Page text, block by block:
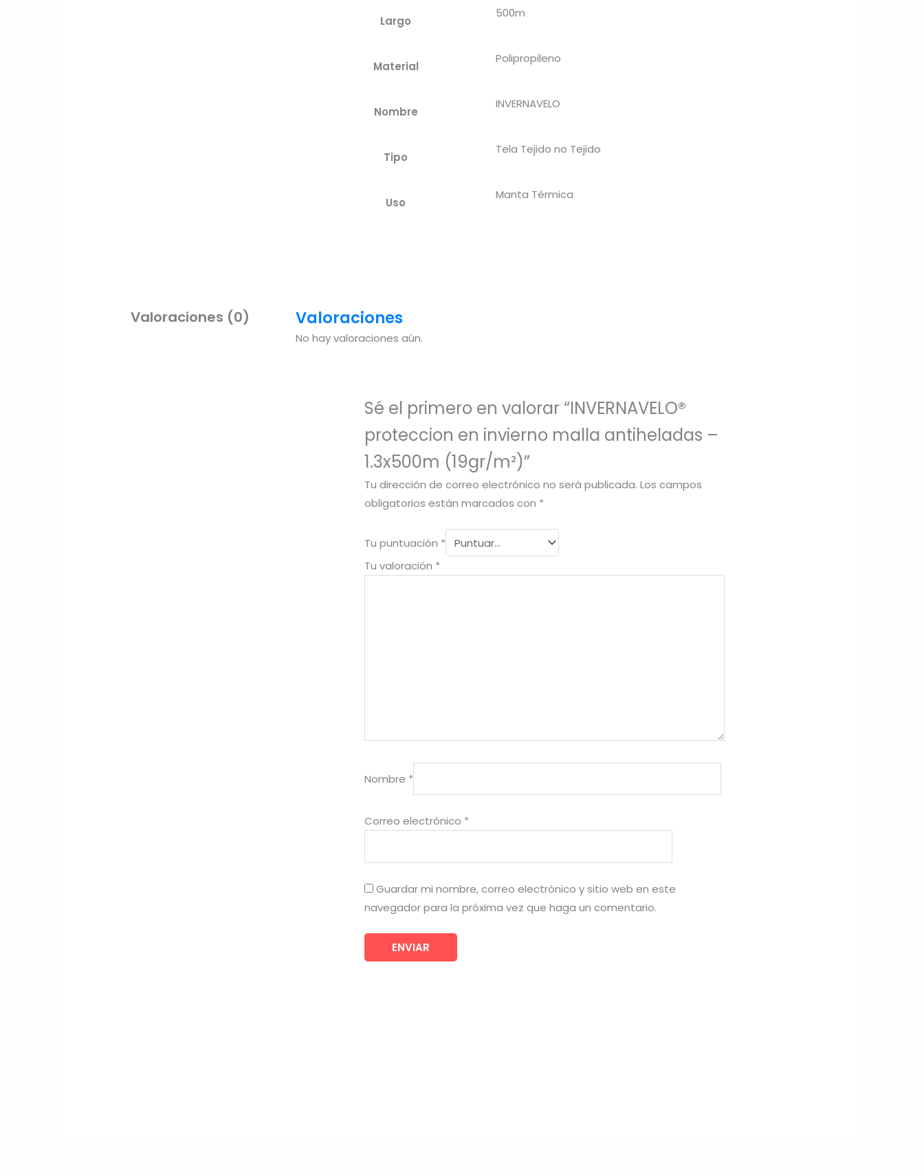
Largo
500m
Material
Polipropileno
Nombre
INVERNAVELO
Tipo
Tela Tejido no Tejido
Uso
Manta Térmica
Valoraciones (0) Valoraciones
No hay valoraciones aún.
Sé el primero en valorar “INVERNAVELO®
proteccion en invierno malla antiheladas –
1.3x500m (19gr/m²)”
Tu dirección de correo electrónico no será publicada. Los campos
obligatorios están marcados con *
Tu puntuación *
Tu valoración *
Nombre *
Correo electrónico *
Guardar mi nombre, correo electrónico y sitio web en este
navegador para la próxima vez que haga un comentario.